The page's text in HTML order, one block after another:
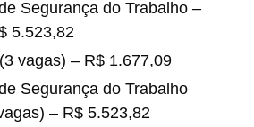
Segurança do Trabalho –
5.523,82
vagas) – R$ 1.677,09
Segurança do Trabalho
– R$ 5.523,82